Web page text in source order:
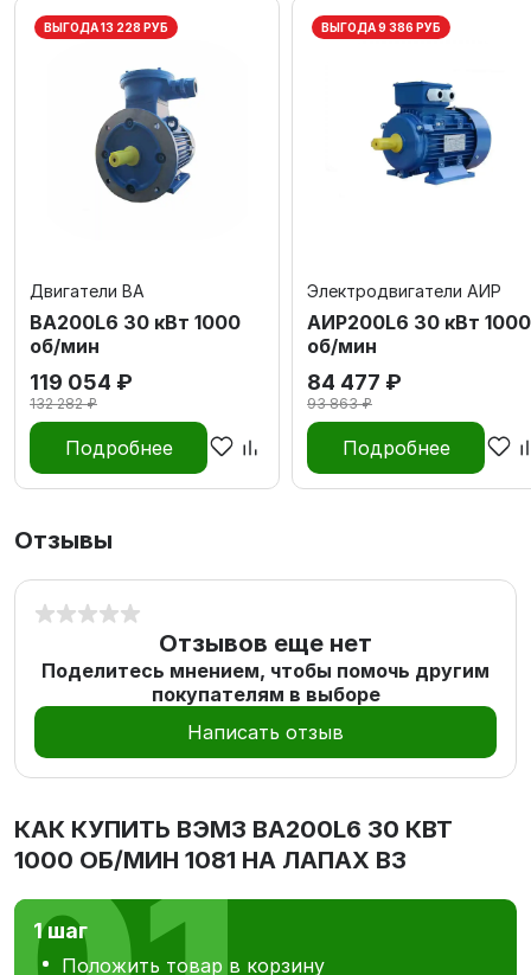
ВЫГОДА 13 228 РУБ
Двигатели ВА
ВА200L6 30 кВт 1000
об/мин
119 054 ₽
132 282 ₽
Подробнее
ВЫГОДА 9 386 РУБ
Электродвигатели АИР
АИР200L6 30 кВт 1000
об/мин
84 477 ₽
93 863 ₽
Подробнее
Отзывы
Отзывов еще нет
Поделитесь мнением, чтобы помочь другим
покупателям в выборе
Написать отзыв
КАК КУПИТЬ ВЭМЗ ВА200L6 30 КВТ
1000 ОБ/МИН 1081 НА ЛАПАХ В3
1 шаг
Положить товар в корзину